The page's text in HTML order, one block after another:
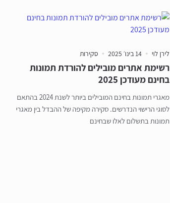
לירן לוי 14 בינו׳ 2025 סקירות
רשימת אתרים מובילים להורדת תמונות
בחינם מעודכן 2025
מאגרי תמונות בחינם המובילים ביותר לשנת 2024 בהתאם
לסוגי הרישוי הנדרשים. סקירה מקיפה של ההבדל בין מאגרי
תמונות בתשלום לאלו שבחינם